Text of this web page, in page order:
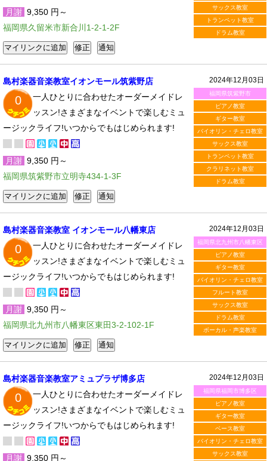
サックス教室
トランペット教室
ドラム教室
月謝 9,350 円～
福岡県久留米市新合川1-2-1-2F
2024年12月03日
福岡県筑紫野市
ピアノ教室
ギター教室
バイオリン・チェロ教室
サックス教室
トランペット教室
クラリネット教室
ドラム教室
島村楽器音楽教室イオンモール筑紫野店
0
一人ひとりに合わせたオーダーメイドレ
ッスン!さまざまなイベントで楽しむミュ
ージックライフ!いつからでもはじめられます!
月謝 9,350 円～
福岡県筑紫野市立明寺434-1-3F
2024年12月03日
福岡県北九州市八幡東区
ピアノ教室
ギター教室
バイオリン・チェロ教室
フルート教室
サックス教室
ドラム教室
ボーカル・声楽教室
島村楽器音楽教室 イオンモール八幡東店
0
一人ひとりに合わせたオーダーメイドレ
ッスン!さまざまなイベントで楽しむミュ
ージックライフ!いつからでもはじめられます!
月謝 9,350 円～
福岡県北九州市八幡東区東田3-2-102-1F
2024年12月03日
福岡県福岡市博多区
ピアノ教室
ギター教室
ベース教室
バイオリン・チェロ教室
サックス教室
島村楽器音楽教室アミュプラザ博多店
0
一人ひとりに合わせたオーダーメイドレ
ッスン!さまざまなイベントで楽しむミュ
ージックライフ!いつからでもはじめられます!
月謝 9,350 円～